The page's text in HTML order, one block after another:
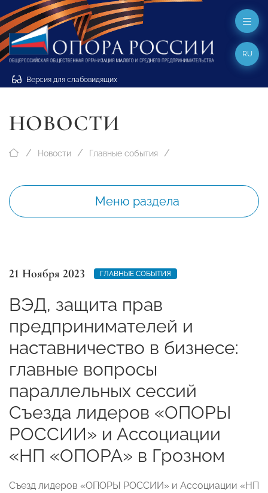
Версия для слабовидящих
RU
НОВОСТИ
Новости Главные события
Меню раздела
21 Ноября 2023 ГЛАВНЫЕ СОБЫТИЯ
ВЭД, защита прав
предпринимателей и
наставничество в бизнесе:
главные вопросы
параллельных сессий
Съезда лидеров «ОПОРЫ
РОССИИ» и Ассоциации
«НП «ОПОРА» в Грозном
Съезд лидеров «ОПОРЫ РОССИИ» и Ассоциации «НП